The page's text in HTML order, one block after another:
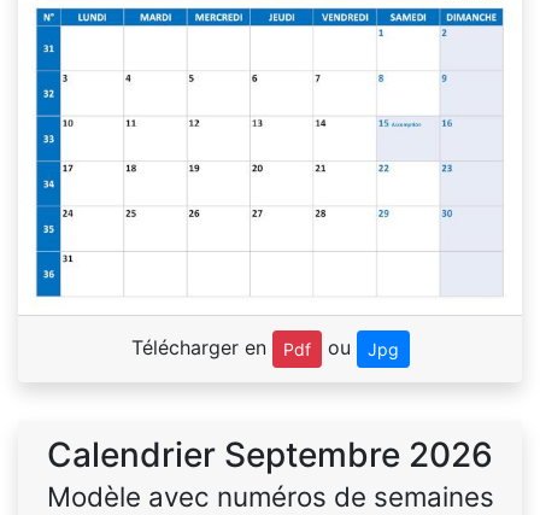
Télécharger en Pdf ou Jpg
Calendrier Septembre 2026
Modèle avec numéros de semaines